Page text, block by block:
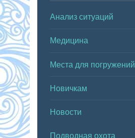
Анализ ситуаций
Медицина
Места для погружений
Новичкам
Новости
Подводная охота